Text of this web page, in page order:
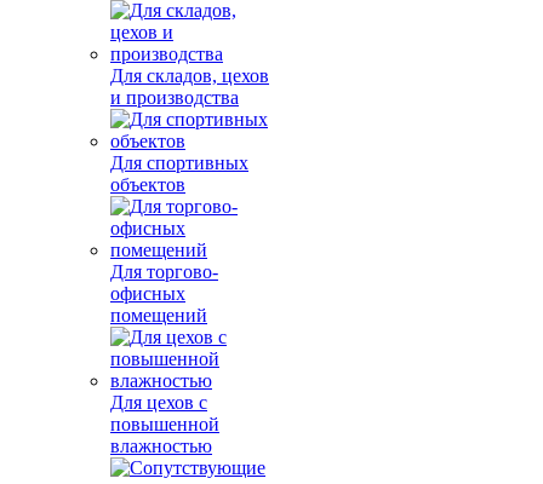
Для складов, цехов
и производства
Для спортивных
объектов
Для торгово-
офисных
помещений
Для цехов с
повышенной
влажностью